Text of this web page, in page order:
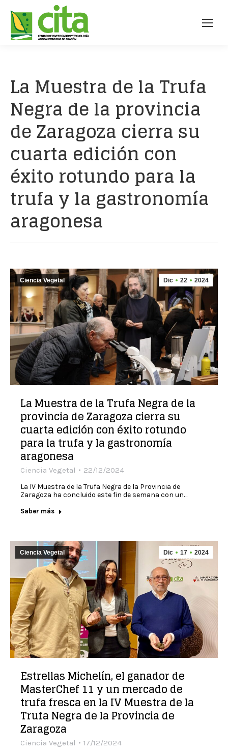
La Muestra de la Trufa
Negra de la provincia
de Zaragoza cierra su
cuarta edición con
éxito rotundo para la
trufa y la gastronomía
aragonesa
Dic 22 2024
Ciencia Vegetal
La Muestra de la Trufa Negra de la
provincia de Zaragoza cierra su
cuarta edición con éxito rotundo
para la trufa y la gastronomía
aragonesa
Ciencia Vegetal 22/12/2024
La IV Muestra de la Trufa Negra de la Provincia de
Zaragoza ha concluido este fin de semana con un…
Saber más
Dic 17 2024
Ciencia Vegetal
Estrellas Michelín, el ganador de
MasterChef 11 y un mercado de
trufa fresca en la IV Muestra de la
Trufa Negra de la Provincia de
Zaragoza
Ciencia Vegetal 17/12/2024